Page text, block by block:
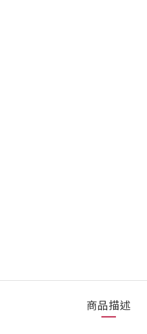
商品描述